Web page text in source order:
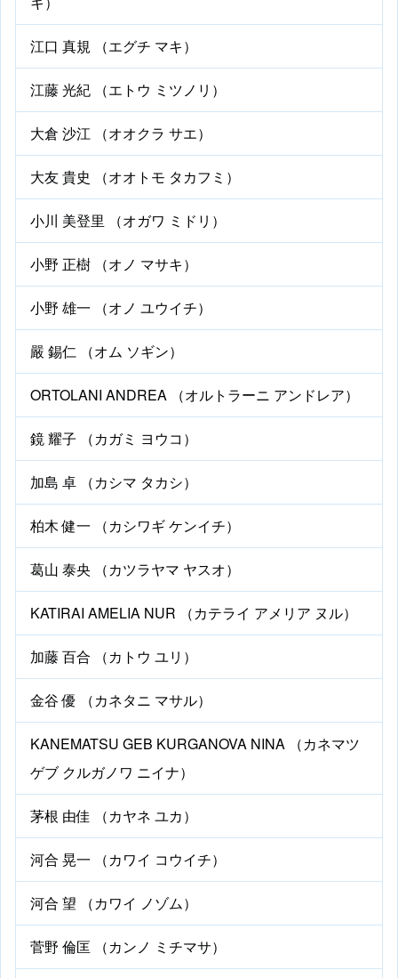
江口 真規 （エグチ マキ）
江藤 光紀 （エトウ ミツノリ）
大倉 沙江 （オオクラ サエ）
大友 貴史 （オオトモ タカフミ）
小川 美登里 （オガワ ミドリ）
小野 正樹 （オノ マサキ）
小野 雄一 （オノ ユウイチ）
嚴 錫仁 （オム ソギン）
ORTOLANI ANDREA （オルトラーニ アンドレア）
鏡 耀子 （カガミ ヨウコ）
加島 卓 （カシマ タカシ）
柏木 健一 （カシワギ ケンイチ）
葛山 泰央 （カツラヤマ ヤスオ）
KATIRAI AMELIA NUR （カテライ アメリア ヌル）
加藤 百合 （カトウ ユリ）
金谷 優 （カネタニ マサル）
KANEMATSU GEB KURGANOVA NINA （カネマツ
ゲブ クルガノワ ニイナ）
茅根 由佳 （カヤネ ユカ）
河合 晃一 （カワイ コウイチ）
河合 望 （カワイ ノゾム）
菅野 倫匡 （カンノ ミチマサ）